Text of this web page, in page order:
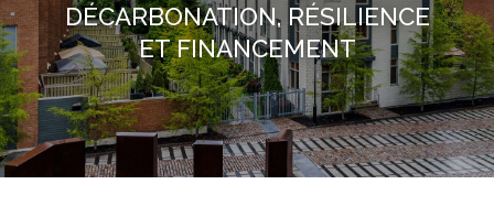
DÉCARBONATION, RÉSILIENCE
ET FINANCEMENT